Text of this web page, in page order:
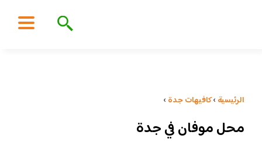
الرئيسية ›كافيهات جدة ›
محل موفان في جدة